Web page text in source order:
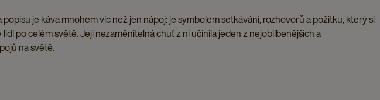
je káva mnohem víc než jen nápoj: je symbolem setkávání, rozhovorů a požitku, který si
po celém světě. Její nezaměnitelná chuť z ní učinila jeden z nejoblíbenějších a
na světě.